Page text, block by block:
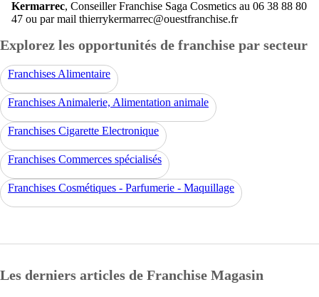
Kermarrec, Conseiller Franchise Saga Cosmetics au 06 38 88 80
47 ou par mail thierrykermarrec@ouestfranchise.fr
Explorez les opportunités de franchise par secteur
Franchises Alimentaire
Franchises Animalerie, Alimentation animale
Franchises Cigarette Electronique
Franchises Commerces spécialisés
Franchises Cosmétiques - Parfumerie - Maquillage
Les derniers articles de Franchise Magasin